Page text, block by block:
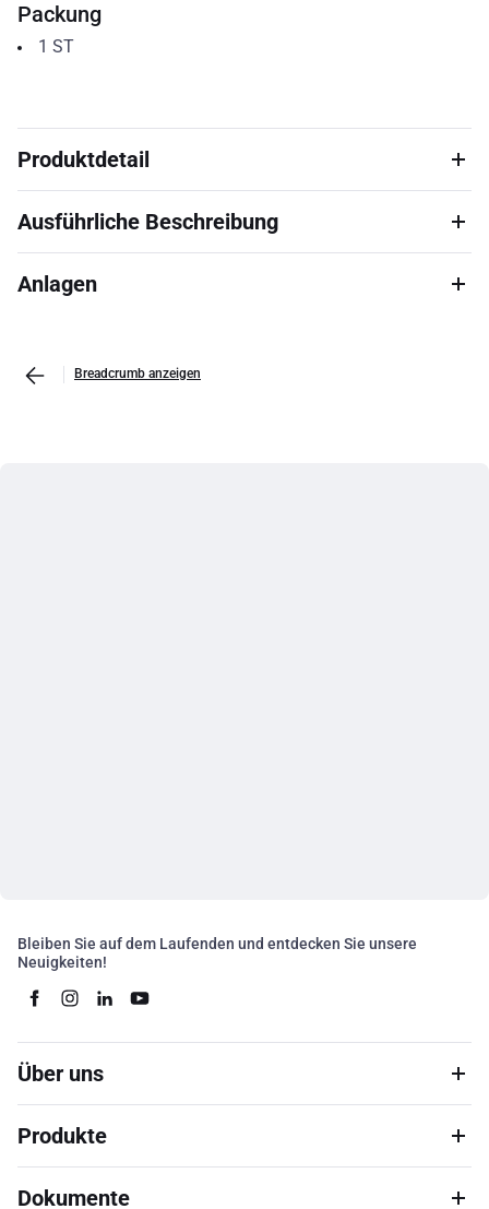
Packung
1 ST
Produktdetail
Ausführliche Beschreibung
Anlagen
Breadcrumb anzeigen
Bleiben Sie auf dem Laufenden und entdecken Sie unsere
Neuigkeiten!
Über uns
Produkte
Dokumente